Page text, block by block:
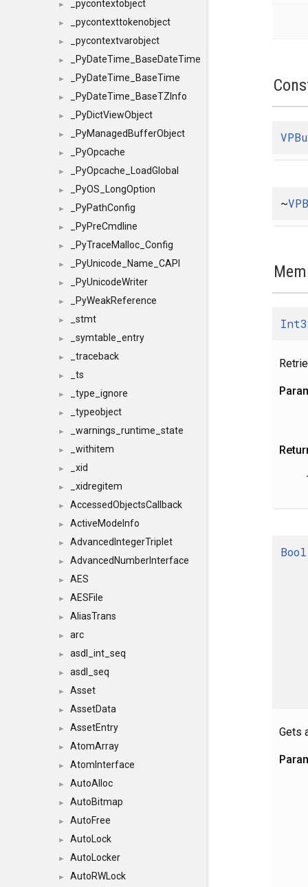
► _pycontextobject
► _pycontexttokenobject
► _pycontextvarobject
► _PyDateTime_BaseDateTime
► _PyDateTime_BaseTime
► _PyDateTime_BaseTZInfo
► _PyDictViewObject
► _PyManagedBufferObject
► _PyOpcache
► _PyOpcache_LoadGlobal
► _PyOS_LongOption
► _PyPathConfig
► _PyPreCmdline
► _PyTraceMalloc_Config
► _PyUnicode_Name_CAPI
► _PyUnicodeWriter
► _PyWeakReference
► _stmt
► _symtable_entry
► _traceback
► _ts
► _type_ignore
► _typeobject
► _warnings_runtime_state
► _withitem
► _xid
► _xidregitem
► AccessedObjectsCallback
► ActiveModeInfo
► AdvancedIntegerTriplet
► AdvancedNumberInterface
► AES
► AESFile
► AliasTrans
► arc
► asdl_int_seq
► asdl_seq
► Asset
► AssetData
► AssetEntry
► AtomArray
► AtomInterface
► AutoAlloc
► AutoBitmap
► AutoFree
► AutoLock
► AutoLocker
► AutoRWLock
~
Bool
Gets